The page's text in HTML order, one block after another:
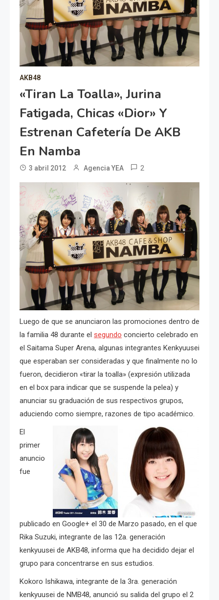
AKB48
«Tiran La Toalla», Jurina
Fatigada, Chicas «Dior» Y
Estrenan Cafetería De AKB
En Namba
3 abril 2012 Agencia YEA 2
Luego de que se anunciaron las promociones dentro de
la familia 48 durante el segundo concierto celebrado en
el Saitama Super Arena, algunas integrantes Kenkyuusei
que esperaban ser consideradas y que finalmente no lo
fueron, decidieron «tirar la toalla» (expresión utilizada
en el box para indicar que se suspende la pelea) y
anunciar su graduación de sus respectivos grupos,
aduciendo como siempre, razones de tipo académico.
El
primer
anuncio
fue
publicado en Google+ el 30 de Marzo pasado, en el que
Rika Suzuki, integrante de las 12a. generación
kenkyuusei de AKB48, informa que ha decidido dejar el
grupo para concentrarse en sus estudios.
Kokoro Ishikawa, integrante de la 3ra. generación
kenkyuusei de NMB48, anunció su salida del grupo el 2